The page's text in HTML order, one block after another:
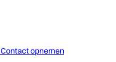
Contact opnemen